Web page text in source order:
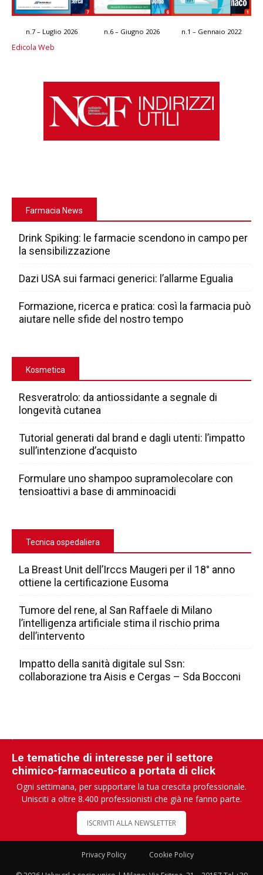
n.7 – Luglio 2026 n.6 – Giugno 2026 n.1 – Gennaio 2022
Edicola Web
Farmacia News
Drink Spiking: le farmacie scendono in campo per
la sensibilizzazione
Dazi USA sui farmaci generici: l’allarme Egualia
Formazione, ricerca e pratica: così la farmacia può
aiutare nelle sfide del nostro tempo
Kosmetica
Resveratrolo: da antiossidante a segnale di
longevità cutanea
Tutorial generati dal brand e dagli utenti: l’impatto
sull’intenzione d’acquisto
Formulare uno shampoo supramolecolare con
tensioattivi a base di amminoacidi
Tecnica ospedaliera
La Breast Unit dell’Irccs Maugeri per il 18° anno
ottiene la certificazione Eusoma
Tumore del rene, al San Raffaele di Milano
l’intelligenza artificiale stima il rischio prima
dell’intervento
Impatto della sanità digitale sul Ssn:
collaborazione tra Aisis e Cergas – Sda Bocconi
Le tematiche di interesse per il settore
chimico-farmaceutico a portata di click
Ogni settimana, per supportare la tua crescita professionale.
Unisciti a oltre 8.400 professionisti che già ne fanno parte.
ISCRIVITI ALLA NEWSLETTER
Privacy Policy Cookie Policy